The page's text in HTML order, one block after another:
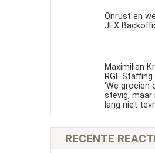
Onrust en
JEX
Maximilian
RGF
‘We groeien
stevig, maar
lang niet
RECENTE